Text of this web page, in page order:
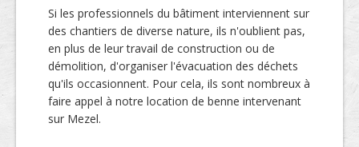
Si les professionnels du bâtiment interviennent sur
des chantiers de diverse nature, ils n'oublient pas,
en plus de leur travail de construction ou de
démolition, d'organiser l'évacuation des déchets
qu'ils occasionnent. Pour cela, ils sont nombreux à
faire appel à notre location de benne intervenant
sur Mezel.